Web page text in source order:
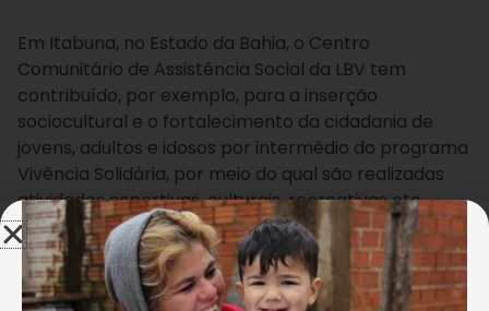
Em Itabuna, no Estado da Bahia, o Centro
Comunitário de Assistência Social da LBV tem
contribuído, por exemplo, para a inserção
sociocultural e o fortalecimento da cidadania de
jovens, adultos e idosos por intermédio do programa
Vivência Solidária, por meio do qual são realizadas
atividades esportivas, culturais, recreativas etc.
Eliene de Jesus do Nascimento, de 44 anos,
participou de uma dessas atividades, a oficina Mão